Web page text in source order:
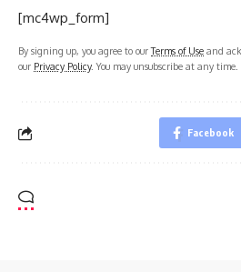
[mc4wp_form]
By signing up, you agree to ourTerms of Use and
our Privacy Policy. You may unsubscribe at any time.
Facebook